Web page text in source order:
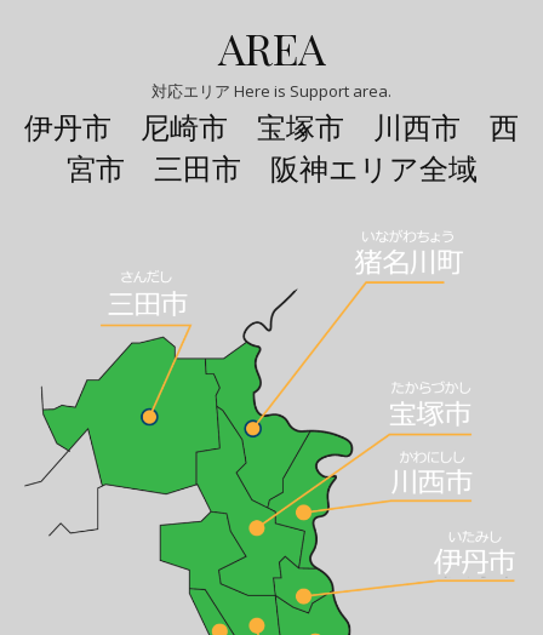
AREA
対応エリア Here is Support area.
伊丹市 尼崎市 宝塚市 川西市 西
宮市 三田市 阪神エリア全域